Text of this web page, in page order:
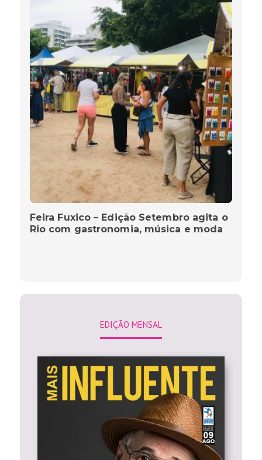
Feira Fuxico – Edição Setembro agita o
Rio com gastronomia, música e moda
EDIÇÃO MENSAL